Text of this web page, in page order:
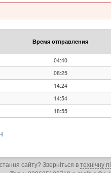
Время отправления
04:40
08:25
14:24
14:54
18:55
сайту? Зверніться в технічну